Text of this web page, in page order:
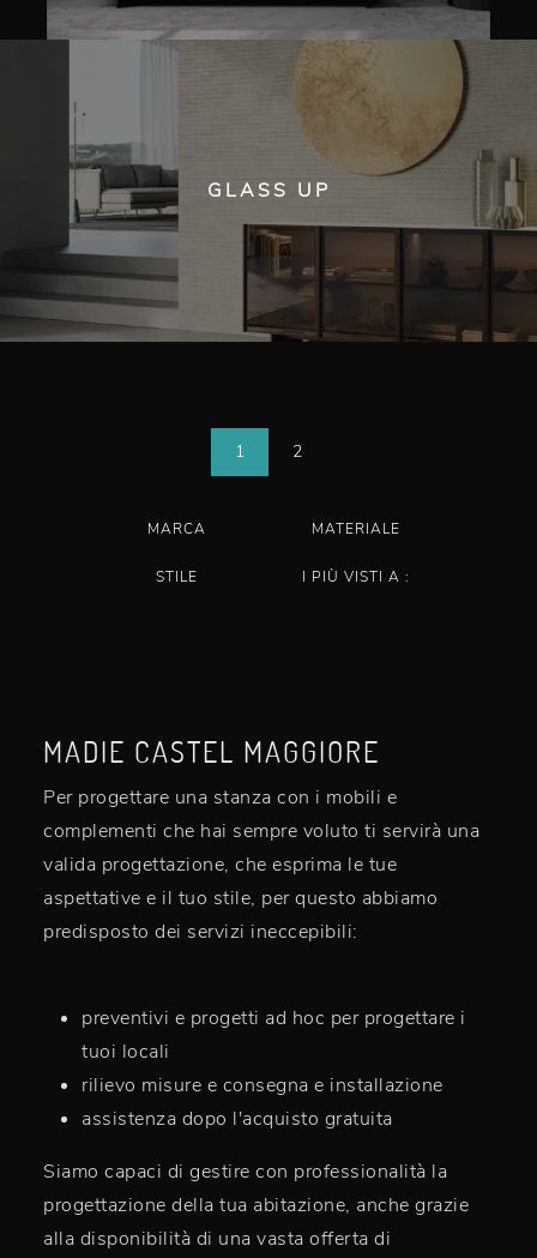
GLASS UP
1 2
MARCA MATERIALE
STILE I PIÙ VISTI A :
MADIE CASTEL MAGGIORE
Per progettare una stanza con i mobili e
complementi che hai sempre voluto ti servirà una
valida progettazione, che esprima le tue
aspettative e il tuo stile, per questo abbiamo
predisposto dei servizi ineccepibili:
preventivi e progetti ad hoc per progettare i
tuoi locali
rilievo misure e consegna e installazione
assistenza dopo l'acquisto gratuita
Siamo capaci di gestire con professionalità la
progettazione della tua abitazione, anche grazie
alla disponibilità di una vasta offerta di